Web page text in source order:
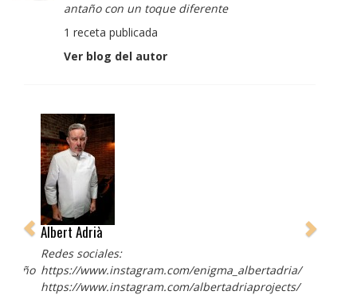
antaño con un toque diferente
1 receta publicada
Ver blog del autor
Albert Adrià
Redes sociales:
https://www.instagram.com/enigma_albertadria/
https://www.instagram.com/albertadriaprojects/